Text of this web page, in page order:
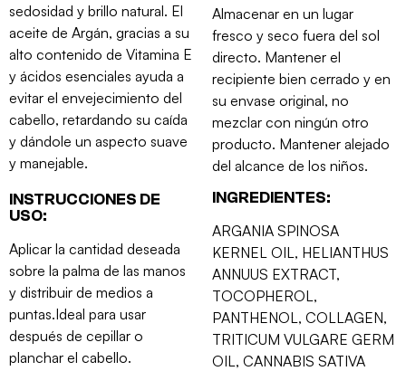
sedosidad y brillo natural. El
aceite de Argán, gracias a su
alto contenido de Vitamina E
y ácidos esenciales ayuda a
evitar el envejecimiento del
cabello, retardando su caída
y dándole un aspecto suave
y manejable.
INSTRUCCIONES DE
USO:
Aplicar la cantidad deseada
sobre la palma de las manos
y distribuir de medios a
puntas.Ideal para usar
después de cepillar o
planchar el cabello.
Almacenar en un lugar
fresco y seco fuera del sol
directo. Mantener el
recipiente bien cerrado y en
su envase original, no
mezclar con ningún otro
producto. Mantener alejado
del alcance de los niños.
INGREDIENTES:
ARGANIA SPINOSA
KERNEL OIL, HELIANTHUS
ANNUUS EXTRACT,
TOCOPHEROL,
PANTHENOL, COLLAGEN,
TRITICUM VULGARE GERM
OIL, CANNABIS SATIVA